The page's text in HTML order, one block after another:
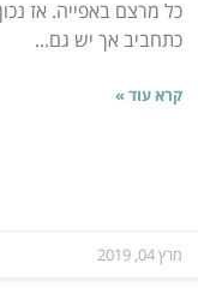
כל מרצם באפייה. אז
כתחביב אך יש גם...
קרא עוד »
מרץ 04, 2019